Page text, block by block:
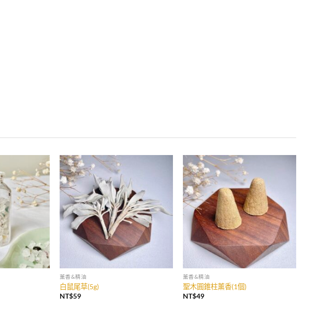
加入
收藏
薰香&精油
白鼠尾草(5g)
NT$59
薰香&精油
聖木圓錐柱薰香(1個)
NT$49